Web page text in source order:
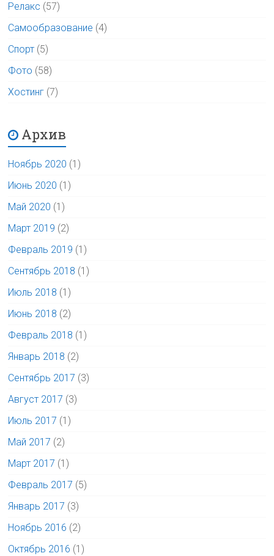
Релакс (57)
Самообразование (4)
Спорт (5)
Фото (58)
Хостинг (7)
Архив
Ноябрь 2020 (1)
Июнь 2020 (1)
Май 2020 (1)
Март 2019 (2)
Февраль 2019 (1)
Сентябрь 2018 (1)
Июль 2018 (1)
Июнь 2018 (2)
Февраль 2018 (1)
Январь 2018 (2)
Сентябрь 2017 (3)
Август 2017 (3)
Июль 2017 (1)
Май 2017 (2)
Март 2017 (1)
Февраль 2017 (5)
Январь 2017 (3)
Ноябрь 2016 (2)
Октябрь 2016 (1)